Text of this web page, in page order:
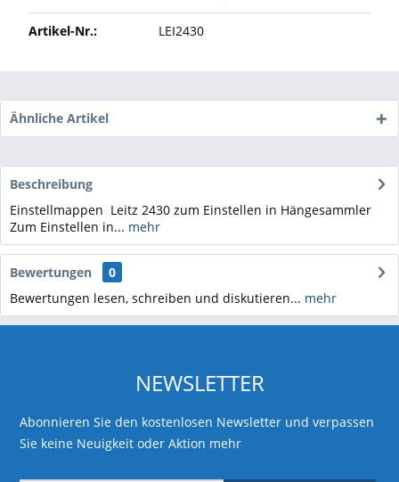
Artikel-Nr.: LEI2430
Ähnliche Artikel
Beschreibung
Einstellmappen Leitz 2430 zum Einstellen in Hängesammler
Zum Einstellen in... mehr
Bewertungen
0
Bewertungen lesen, schreiben und diskutieren... mehr
NEWSLETTER
Abonnieren Sie den kostenlosen Newsletter und verpassen
Sie keine Neuigkeit oder Aktion mehr